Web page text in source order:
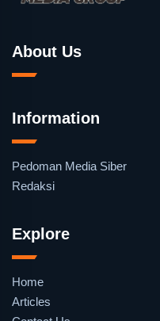
About Us
Information
Pedoman Media Siber
Redaksi
Explore
Home
Articles